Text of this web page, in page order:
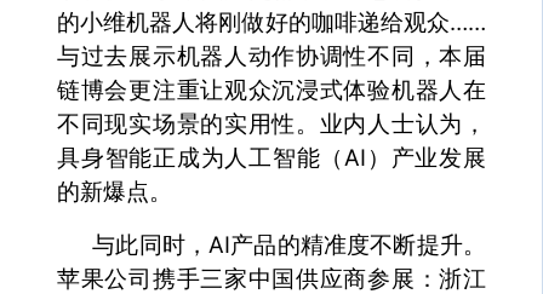
的小维机器人将刚做好的咖啡递给观众……
与过去展示机器人动作协调性不同，本届
链博会更注重让观众沉浸式体验机器人在
不同现实场景的实用性。业内人士认为，
具身智能正成为人工智能（AI）产业发展
的新爆点。
与此同时，AI产品的精准度不断提升。
苹果公司携手三家中国供应商参展：浙江